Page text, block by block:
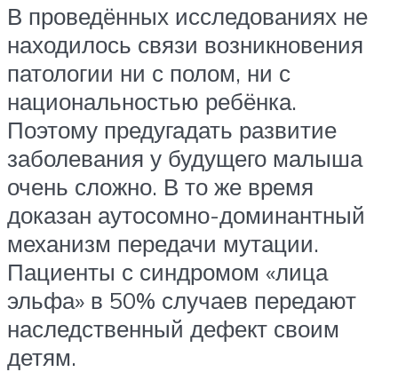
В проведённых исследованиях не
находилось связи возникновения
патологии ни с полом, ни с
национальностью ребёнка.
Поэтому предугадать развитие
заболевания у будущего малыша
очень сложно. В то же время
доказан аутосомно-доминантный
механизм передачи мутации.
Пациенты с синдромом «лица
эльфа» в 50% случаев передают
наследственный дефект своим
детям.